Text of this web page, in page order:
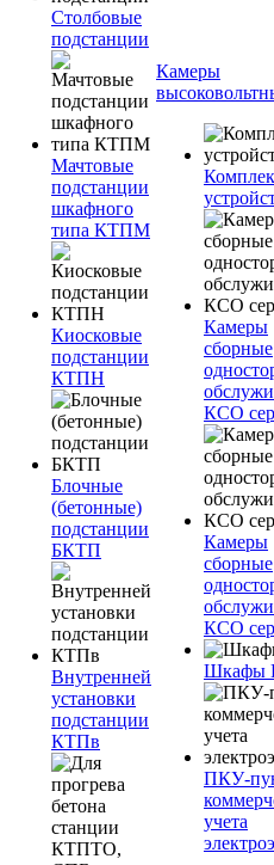
Столбовые
подстанции
Мачтовые
подстанции
шкафного
типа КТПМ
Киосковые
подстанции
КТПН
Блочные
(бетонные)
подстанции
БКТП
Внутренней
установки
подстанции
КТПв
Камеры
Камеры
сборные
КСО
Камеры
сборные
КСО
Шкафы
ПКУ-
учета